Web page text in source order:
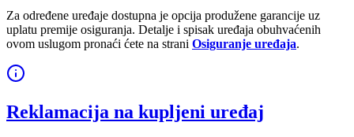
Za određene uređaje dostupna je opcija produžene garancije uz
uplatu premije osiguranja. Detalje i spisak uređaja obuhvaćenih
ovom uslugom pronaći ćete na strani Osiguranje uređaja.
Reklamacija na kupljeni uređaj